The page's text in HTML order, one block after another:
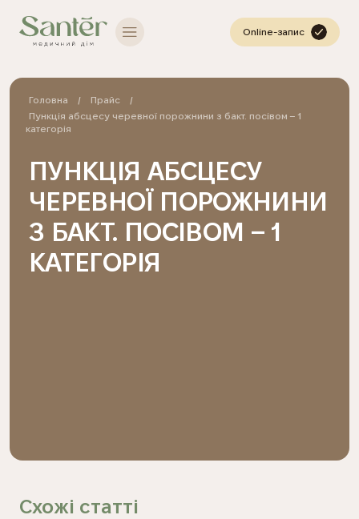
Online-запис
Головна
Прайс
Пункція абсцесу черевної порожнини з бакт. посівом – 1
категорія
ПУНКЦІЯ АБСЦЕСУ
ЧЕРЕВНОЇ ПОРОЖНИНИ
З БАКТ. ПОСІВОМ – 1
КАТЕГОРІЯ
Схожі статті